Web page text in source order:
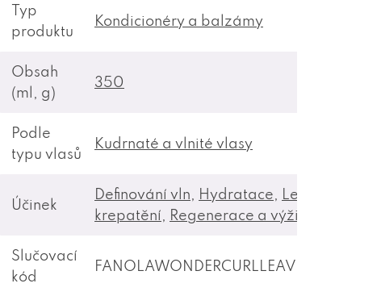
Typ
produktu
Kondicionéry a balzámy
Obsah
(ml, g)
350
Podle
typu vlasů
Kudrnaté a vlnité vlasy
Účinek
Definování vln, Hydratace, Lesk vlasů
krepatění, Regenerace a výživa
Slučovací
kód